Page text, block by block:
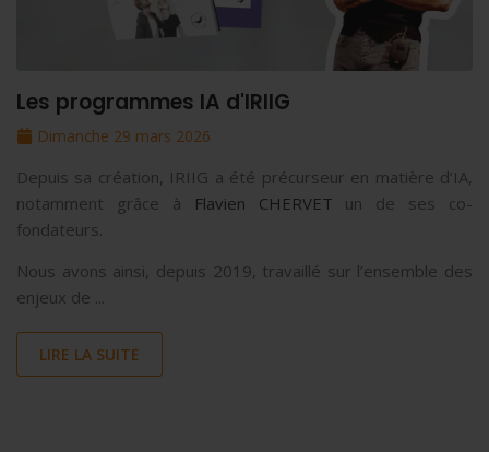
Les programmes IA d'IRIIG
Dimanche 29 mars 2026
Depuis sa création, IRIIG a été précurseur en matière d’IA,
notamment grâce à
Flavien CHERVET un de ses co-
fondateurs.
Nous avons ainsi, depuis 2019, travaillé sur l’ensemble des
enjeux de ...
LIRE LA SUITE